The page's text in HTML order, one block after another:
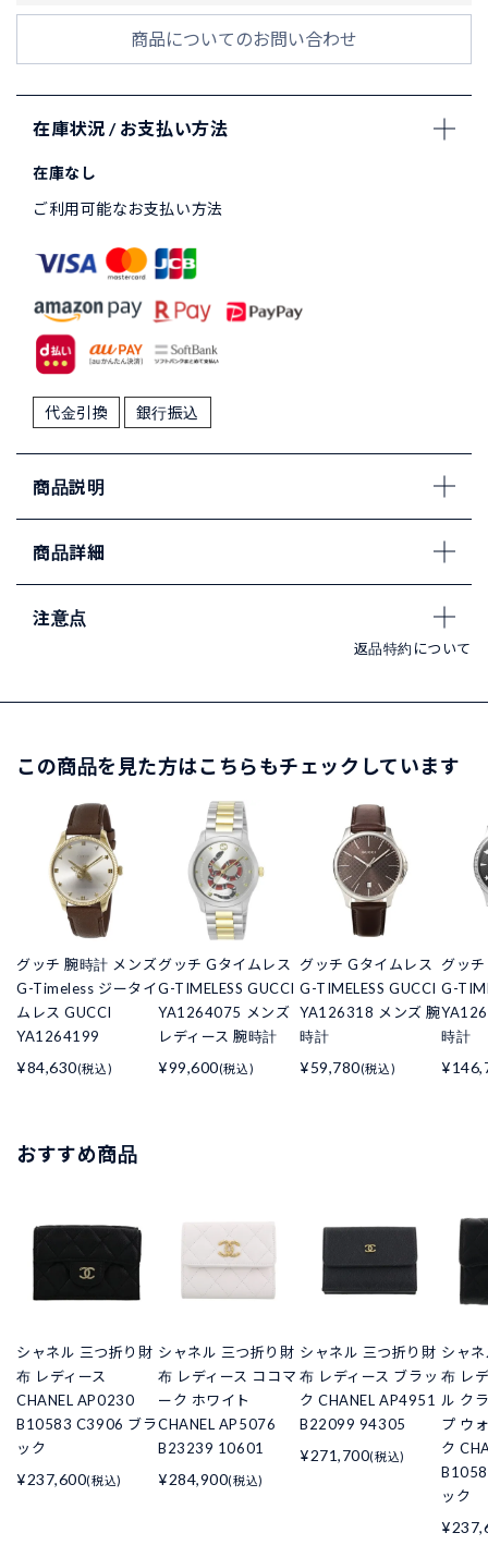
商品についてのお問い合わせ
在庫状況 / お支払い方法
在庫なし
ご利用可能なお支払い方法
代金引換 銀行振込
商品説明
商品詳細
注意点
返品特約について
この商品を見た方はこちらもチェックしています
グッチ 腕時計 メンズ
G-Timeless ジータイ
ムレス GUCCI
YA1264199
¥84,630(税込)
グッチ Gタイムレス
G-TIMELESS GUCCI
YA1264075 メンズ
レディース 腕時計
¥99,600(税込)
グッチ Gタイムレス
G-TIMELESS GUCCI
YA126318 メンズ 腕
時計
¥59,780(税込)
グッ
G-
時計
おすすめ商品
シャネル 三つ折り財
布 レディース
CHANEL AP0230
B10583 C3906 ブラ
ック
¥237,600(税込)
シャネル 三つ折り財
布 レディース ココマ
ーク ホワイト
CHANEL AP5076
B23239 10601
¥284,900(税込)
シャネル 三つ折り財
布 レディース ブラッ
ク CHANEL AP4951
B22099 94305
¥271,700(税込)
シャ
布 レ
ル ク
プ ウ
ク
ック